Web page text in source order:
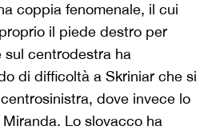
coppia fenomenale, il cui
il piede destro per
sul centrodestra ha
di difficoltà a Skriniar che si
dove invece lo
Lo slovacco ha